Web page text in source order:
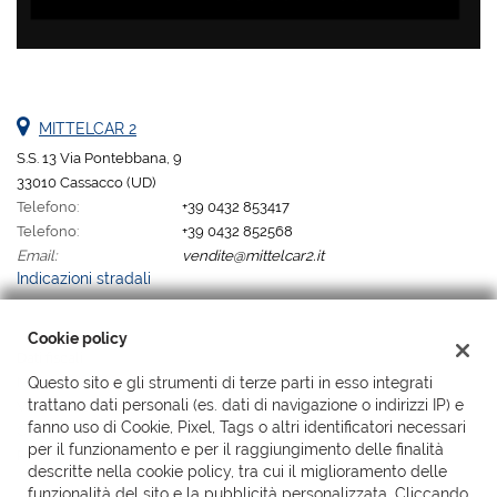
MITTELCAR 2
S.S. 13 Via Pontebbana, 9
33010 Cassacco (UD)
Telefono:
+39 0432 853417
Telefono:
+39 0432 852568
Email:
vendite@mittelcar2.it
Indicazioni stradali
Mittelcar 2 Srl
Via Pontebbana, 9, Cassacco (UD)
C.F/P.IVA:02176820302 sdi SUBM70N
Registro delle imprese:UD
Cookie policy
Questo sito e gli strumenti di terze parti in esso integrati
trattano dati personali (es. dati di navigazione o indirizzi IP) e
fanno uso di Cookie, Pixel, Tags o altri identificatori necessari
per il funzionamento e per il raggiungimento delle finalità
descritte nella cookie policy, tra cui il miglioramento delle